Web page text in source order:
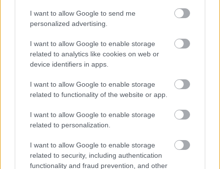
I want to allow Google to send me
personalized advertising.
I want to allow Google to enable storage
related to analytics like cookies on web or
device identifiers in apps.
I want to allow Google to enable storage
related to functionality of the website or app.
I want to allow Google to enable storage
related to personalization.
I want to allow Google to enable storage
related to security, including authentication
functionality and fraud prevention, and other
A Tisza Párt Dr. Baka Andrást jelöli köztársasági elnöknek
Óriási, több mint két méteres harcsát fogott a Tiszán a 13 éves
fiú (VIDEÓVAL)
Hétfőn kezdik, csütörtökön végeznek – lezárás miatt
fennakadásokra és pótlóbuszos közlekedésre számítsunk az
Visszaszámlálás indul: -1, 0, Sziget!